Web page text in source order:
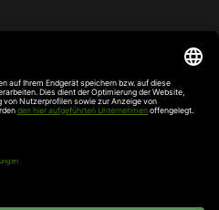
2022
„Rund ums Haus“
erlebten Kundenservice
Rang (Türen, Tore & Antriebe)